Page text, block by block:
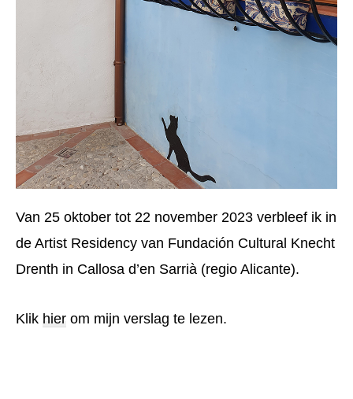
Van 25 oktober tot 22 november 2023 verbleef ik in
de Artist Residency van Fundación Cultural Knecht
Drenth in Callosa d’en Sarrià (regio Alicante).
Klik hier om mijn verslag te lezen.